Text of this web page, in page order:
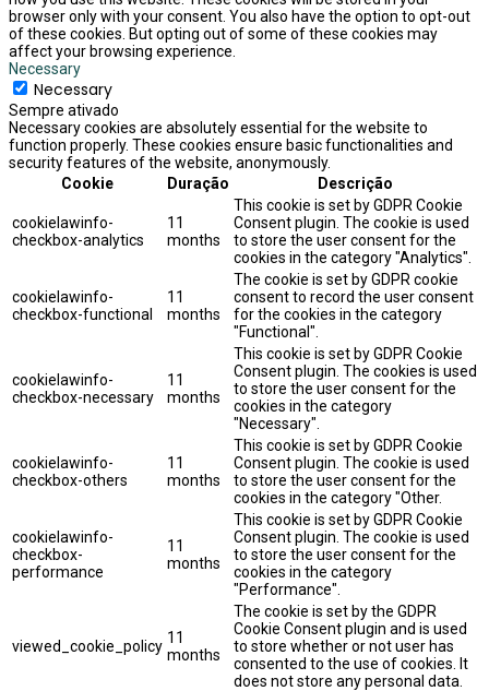
browser only with your consent. You also have the option to opt-out
of these cookies. But opting out of some of these cookies may
affect your browsing experience.
Necessary
Necessary
Sempre ativado
Necessary cookies are absolutely essential for the website to
function properly. These cookies ensure basic functionalities and
security features of the website, anonymously.
Cookie
Duração Descrição
cookielawinfo-
checkbox-analytics
11
months
This cookie is set by GDPR Cookie
Consent plugin. The cookie is used
to store the user consent for the
cookies in the category "Analytics".
cookielawinfo-
checkbox-functional
11
months
The cookie is set by GDPR cookie
consent to record the user consent
for the cookies in the category
"Functional".
cookielawinfo-
checkbox-necessary
11
months
This cookie is set by GDPR Cookie
Consent plugin. The cookies is used
to store the user consent for the
cookies in the category
"Necessary".
cookielawinfo-
checkbox-others
11
months
This cookie is set by GDPR Cookie
Consent plugin. The cookie is used
to store the user consent for the
cookies in the category "Other.
cookielawinfo-
checkbox-
performance
11
months
This cookie is set by GDPR Cookie
Consent plugin. The cookie is used
to store the user consent for the
cookies in the category
"Performance".
viewed_cookie_policy 11
months
The cookie is set by the GDPR
Cookie Consent plugin and is used
to store whether or not user has
consented to the use of cookies. It
does not store any personal data.